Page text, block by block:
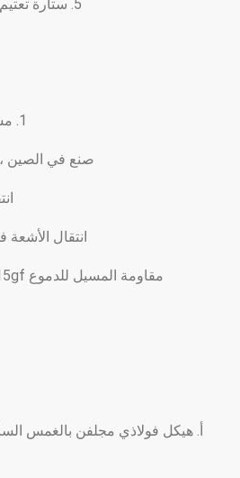
5. ستارة تعتيم احترافية مزدوجة / ثلاثية.
1. مسح فيلم PE كمادة تغطية؛
صنع في الصين ،
انتقال الأشعة فوق
مقاومة المسيل للدموع 15gf / هيئة التصنيع العسكري
أ. هيكل فولاذي مجلفن بالغمس